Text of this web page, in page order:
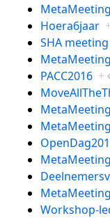
Hoera6jaar +
SHA meeting
PACC2016 +
Workshop-